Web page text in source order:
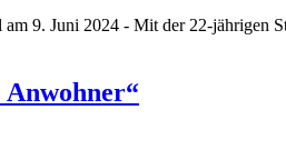
9. Juni 2024 - Mit der 22-jährigen